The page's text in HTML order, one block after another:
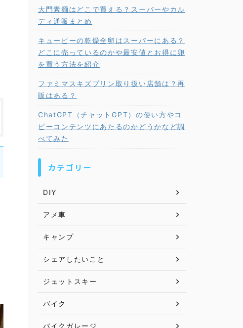
大門素麺はどこで買える？スーパーやカル
ディ通販まとめ
キューピーの乾燥全卵はスーパーにある？
どこに売っているのかや最安値とお得に卵
を買う方法を紹介
ファミマスキズプリン取り扱い店舗は？再
販はある？
ChatGPT（チャットGPT）の使い方やコ
ピーコンテンツにあたるのかどうかなど調
べてみた
カテゴリー
DIY
アメ車
キャンプ
シェアしたいこと
ジェットスキー
バイク
バイクガレージ